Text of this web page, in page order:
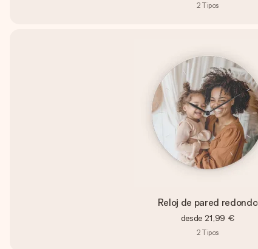
2 Tipos
Reloj de pared redondo
desde 21,99 €
2 Tipos